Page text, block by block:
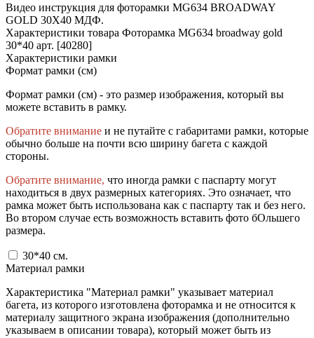
Видео инструкция для фоторамки MG634 BROADWAY
GOLD 30X40 МДФ.
Характеристики товара Фоторамка MG634 broadway gold
30*40 арт. [40280]
Характеристики рамки
Формат рамки (см)
Формат рамки (см) - это размер изображения, который вы
можете вставить в рамку.
Обратите внимание и не путайте с габаритами рамки, которые
обычно больше на почти всю ширину багета с каждой
стороны.
Обратите внимание, что иногда рамки с паспарту могут
находиться в двух размерных категориях. Это означает, что
рамка может быть использована как с паспарту так и без него.
Во втором случае есть возможность вставить фото бОльшего
размера.
30*40 см.
Материал рамки
Характеристика "Материал рамки" указывает материал
багета, из которого изготовлена фоторамка и не относится к
материалу защитного экрана изображения (дополнительно
указываем в описании товара), который может быть из